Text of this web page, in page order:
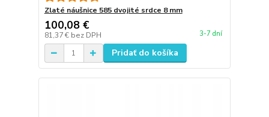
Zlaté náušnice 585 dvojité srdce 8 mm
100,08 €
81,37 € bez DPH 3-7 dní
Pridať do košíka